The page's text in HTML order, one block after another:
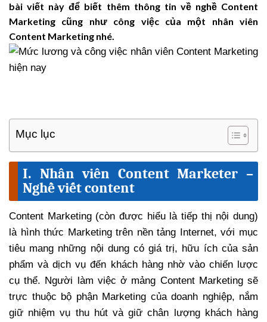
bài viết này để biết thêm thông tin về nghề Content
Marketing cũng như công việc của một nhân viên
Content Marketing nhé.
Mục lục
I. Nhân viên Content Marketer –
Nghề viết content
Content Marketing (còn được hiểu là tiếp thị nội dung)
là hình thức Marketing trên nền tảng Internet, với mục
tiêu mang những nội dung có giá trị, hữu ích của sản
phẩm và dịch vụ đến khách hàng nhờ vào chiến lược
cụ thể. Người làm việc ở mảng Content Marketing sẽ
trực thuộc bộ phận Marketing của doanh nghiệp, nắm
giữ nhiệm vụ thu hút và giữ chân lượng khách hàng